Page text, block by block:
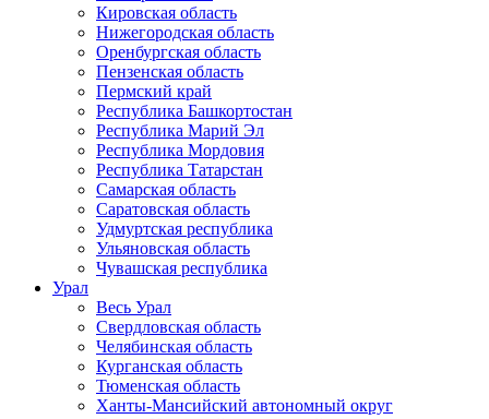
Кировская область
Нижегородская область
Оренбургская область
Пензенская область
Пермский край
Республика Башкортостан
Республика Марий Эл
Республика Мордовия
Республика Татарстан
Самарская область
Саратовская область
Удмуртская республика
Ульяновская область
Чувашская республика
Урал
Весь Урал
Свердловская область
Челябинская область
Курганская область
Тюменская область
Ханты-Мансийский автономный округ